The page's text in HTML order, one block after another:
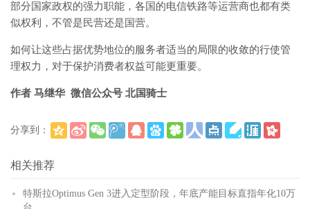
部分国家政权的强力职能，各国的电信铁路等运营商也都有类
似权利，不管是民营还是国营。
如何让这些占据优势地位的服务者适当的局限的收敛的行使管
理权力，对于保护消费者权益可能更重要。
作者 马继华 微信公众号 北国骑士
分享到：
相关推荐
特斯拉Optimus Gen 3进入定型阶段，年底产能目标直指年化10万